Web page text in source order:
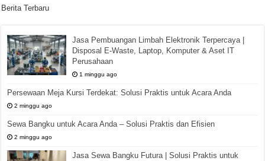
Berita Terbaru
Jasa Pembuangan Limbah Elektronik Terpercaya |
Disposal E-Waste, Laptop, Komputer & Aset IT
Perusahaan
1 minggu ago
Persewaan Meja Kursi Terdekat: Solusi Praktis untuk Acara Anda
2 minggu ago
Sewa Bangku untuk Acara Anda – Solusi Praktis dan Efisien
2 minggu ago
Jasa Sewa Bangku Futura | Solusi Praktis untuk